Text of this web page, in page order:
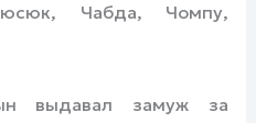
Чабда, Чомпу,
выдавал замуж за